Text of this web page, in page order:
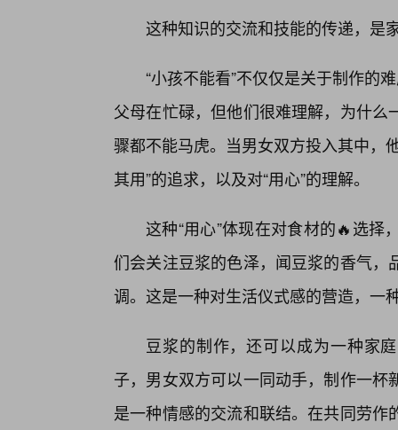
这种知识的交流和技能的传递，是
“小孩不能看”不仅仅是关于制作的
父母在忙碌，但他们很难理解，为什
骤都不能马虎。当男女双方投入其中，
其用”的追求，以及对“用心”的理解。
这种“用心”体现在对食材的🔥选
们会关注豆浆的色泽，闻豆浆的香气
调。这是一种对生活仪式感的营造，一
豆浆的制作，还可以成为一种家
子，男女双方可以一同动手，制作一
是一种情感的交流和联结。在共同劳